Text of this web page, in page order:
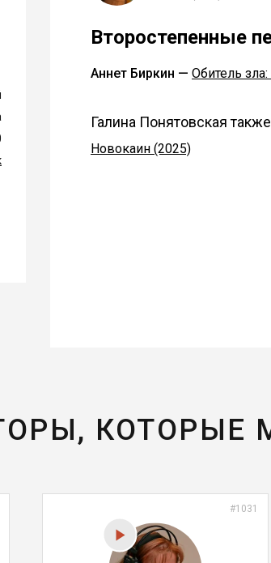
Второстепенные
Аннет Биркин — Обитель
Галина Понятовская
Новокаин (2025)
КОТОРЫЕ
#1031